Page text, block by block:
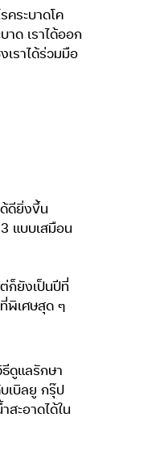
ระบาดโค
าด เราได้ออก
เราได้ร่วมมือ
ดียิ่งขึ้น
แบบเสมือน
ก็ยังเป็นปีที่
พิเศษสุด ๆ
ดูแลรักษา
เบิลยู กรุ๊ป
สะอาดได้ใน